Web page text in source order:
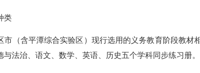
类
含平潭综合实验区）现行选用的义务教育阶段教材
法治、语文、数学、英语、历史五个学科同步练习册。